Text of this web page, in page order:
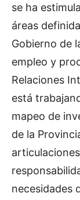
se ha
áreas
Gobierno de
empleo y
Relaciones
está
mapeo de
de la
necesidades